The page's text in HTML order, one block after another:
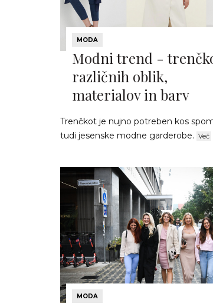
MODA
Modni trend -
različnih oblik,
materialov in barv
Trenčkot je nujno potreben kos
tudi jesenske modne garderobe. Več
MODA